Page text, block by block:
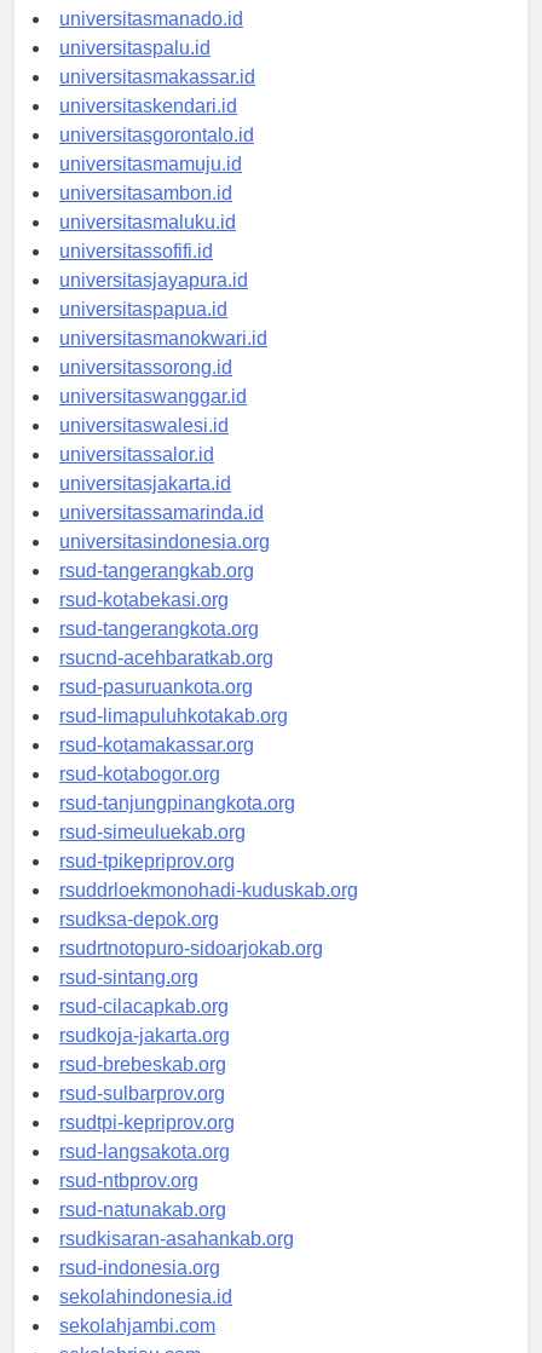
universitastanjungselor.id
universitasmanado.id
universitaspalu.id
universitasmakassar.id
universitaskendari.id
universitasgorontalo.id
universitasmamuju.id
universitasambon.id
universitasmaluku.id
universitassofifi.id
universitasjayapura.id
universitaspapua.id
universitasmanokwari.id
universitassorong.id
universitaswanggar.id
universitaswalesi.id
universitassalor.id
universitasjakarta.id
universitassamarinda.id
universitasindonesia.org
rsud-tangerangkab.org
rsud-kotabekasi.org
rsud-tangerangkota.org
rsucnd-acehbaratkab.org
rsud-pasuruankota.org
rsud-limapuluhkotakab.org
rsud-kotamakassar.org
rsud-kotabogor.org
rsud-tanjungpinangkota.org
rsud-simeuluekab.org
rsud-tpikepriprov.org
rsuddrloekmonohadi-kuduskab.org
rsudksa-depok.org
rsudrtnotopuro-sidoarjokab.org
rsud-sintang.org
rsud-cilacapkab.org
rsudkoja-jakarta.org
rsud-brebeskab.org
rsud-sulbarprov.org
rsudtpi-kepriprov.org
rsud-langsakota.org
rsud-ntbprov.org
rsud-natunakab.org
rsudkisaran-asahankab.org
rsud-indonesia.org
sekolahindonesia.id
sekolahjambi.com